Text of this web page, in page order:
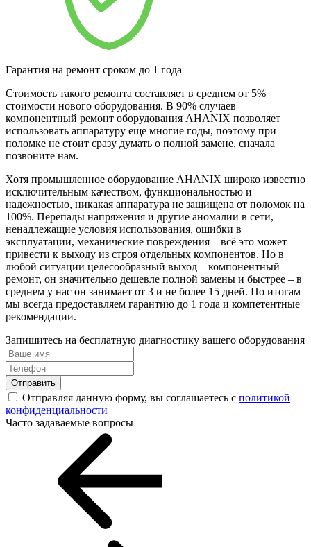
Гарантия на ремонт сроком до 1 года
Стоимость такого ремонта составляет в среднем от 5%
стоимости нового оборудования. В 90% случаев
компонентный ремонт оборудования AHANIX позволяет
использовать аппаратуру еще многие годы, поэтому при
поломке не стоит сразу думать о полной замене, сначала
позвоните нам.
Хотя промышленное оборудование AHANIX широко известно
исключительным качеством, функциональностью и
надежностью, никакая аппаратура не защищена от поломок на
100%. Перепады напряжения и другие аномалии в сети,
ненадлежащие условия использования, ошибки в
эксплуатации, механические повреждения – всё это может
привести к выходу из строя отдельных компонентов. Но в
любой ситуации целесообразный выход – компонентный
ремонт, он значительно дешевле полной замены и быстрее – в
среднем у нас он занимает от 3 и не более 15 дней. По итогам
мы всегда предоставляем гарантию до 1 года и компетентные
рекомендации.
Запишитесь на бесплатную диагностику вашего оборудования
Отправить
Отправляя данную форму, вы соглашаетесь с политикой
конфиденциальности
Часто задаваемые вопросы